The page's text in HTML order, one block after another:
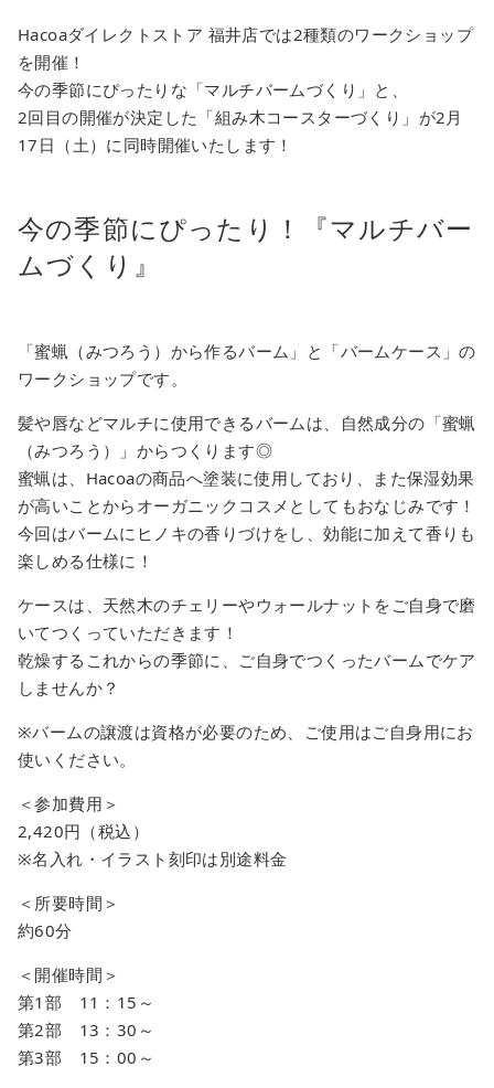
Hacoaダイレクトストア 福井店では2種類のワークショップ
を開催！
今の季節にぴったりな「マルチバームづくり」と、
2回目の開催が決定した「組み木コースターづくり」が2月
17日（土）に同時開催いたします！
今の季節にぴったり！『マルチバー
ムづくり』
「蜜蝋（みつろう）から作るバーム」と「バームケース」の
ワークショップです。
髪や唇などマルチに使用できるバームは、自然成分の「蜜蝋
（みつろう）」からつくります◎
蜜蝋は、Hacoaの商品へ塗装に使用しており、また保湿効果
が高いことからオーガニックコスメとしてもおなじみです！
今回はバームにヒノキの香りづけをし、効能に加えて香りも
楽しめる仕様に！
ケースは、天然木のチェリーやウォールナットをご自身で磨
いてつくっていただきます！
乾燥するこれからの季節に、ご自身でつくったバームでケア
しませんか？
※バームの譲渡は資格が必要のため、ご使用はご自身用にお
使いください。
＜参加費用＞
2,420円（税込）
※名入れ・イラスト刻印は別途料金
＜所要時間＞
約60分
＜開催時間＞
第1部 11：15～
第2部 13：30～
第3部 15：00～